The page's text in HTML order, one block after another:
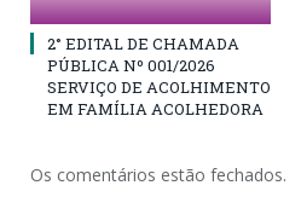
2° EDITAL DE CHAMADA
PÚBLICA Nº 001/2026
SERVIÇO DE ACOLHIMENTO
EM FAMÍLIA ACOLHEDORA
Os comentários estão fechados.